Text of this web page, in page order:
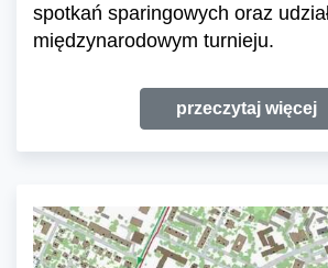
spotkań sparingowych oraz
międzynarodowym turnieju.
przeczytaj więcej